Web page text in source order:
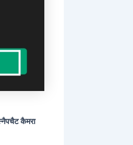
कैमरा